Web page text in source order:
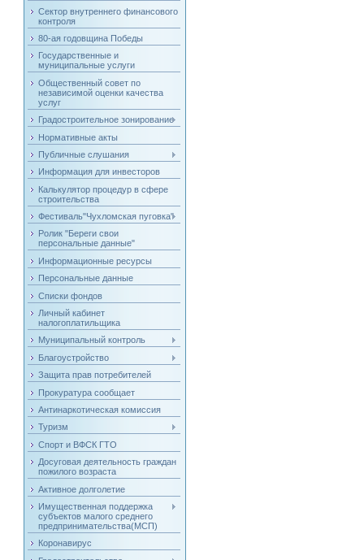
Сектор внутреннего финансового
контроля
80-ая годовщина Победы
Государственные и
муниципальные услуги
Общественный совет по
независимой оценки качества
услуг
Градостроительное зонирование
Нормативные акты
Публичные слушания
Информация для инвесторов
Калькулятор процедур в сфере
строительства
Фестиваль"Чухломская пуговка"
Ролик "Береги свои
персональные данные"
Информационные ресурсы
Персональные данные
Списки фондов
Личный кабинет
налогоплатильщика
Муниципальный контроль
Благоустройство
Защита прав потребителей
Прокуратура сообщает
Антинаркотическая комиссия
Туризм
Спорт и ВФСК ГТО
Досуговая деятельность граждан
пожилого возраста
Активное долголетие
Имущественная поддержка
субъектов малого среднего
предпринимательства(МСП)
Коронавирус